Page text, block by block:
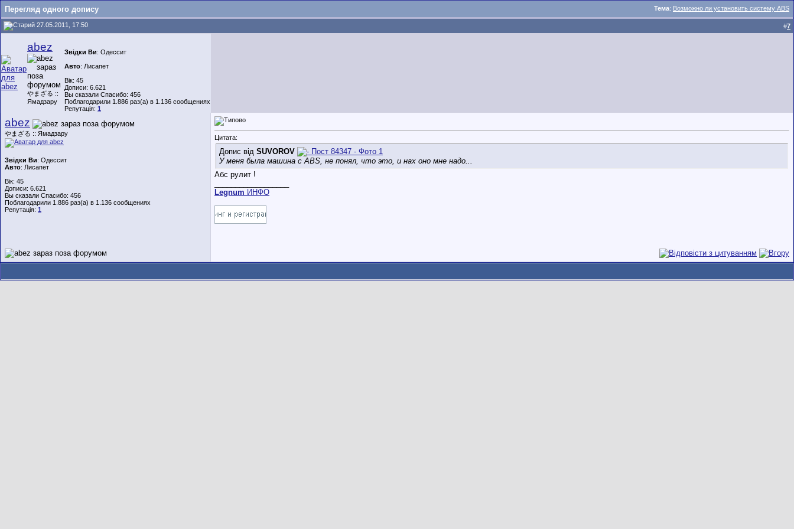
Тема: Возможно ли установить систему ABS
Перегляд одного допису
27.05.2011, 17:50 #7
abez
やまざる ::
Ямадзару
Звідки Ви: Одессит
Авто: Лисапет
Вік: 45
Дописи: 6.621
Вы сказали Спасибо: 456
Поблагодарили 1.886 раз(а) в 1.136 сообщениях
Репутація: 1
abez
やまざる :: Ямадзару
Звідки Ви: Одессит
Авто: Лисапет
Вік: 45
Дописи: 6.621
Вы сказали Спасибо: 456
Поблагодарили 1.886 раз(а) в 1.136 сообщениях
Репутація: 1
Цитата:
Допис від SUVOROV
У меня была машина с ABS, не понял, что это, и нах оно мне надо...
Абс рулит !
Legnum ИНФО